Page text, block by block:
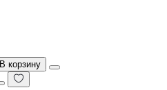
В корзину